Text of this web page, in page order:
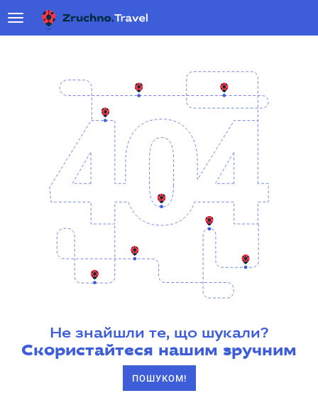
Не знайшли те, що шукали?
Скористайтеся нашим зручним
ПОШУКОМ!